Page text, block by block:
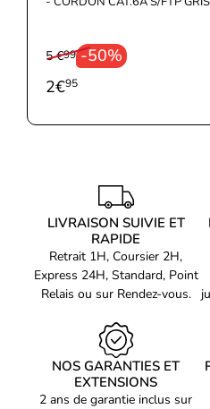
-50%
5 €99
2€95
LIVRAISON SUIVIE ET
RAPIDE
Retrait 1H, Coursier 2H,
Express 24H, Standard, Point
Relais ou sur Rendez-vous.
NOS GARANTIES ET
EXTENSIONS
2 ans de garantie inclus sur